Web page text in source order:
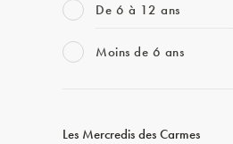
De 6 à 12 ans
Moins de 6 ans
Les Mercredis des Carmes